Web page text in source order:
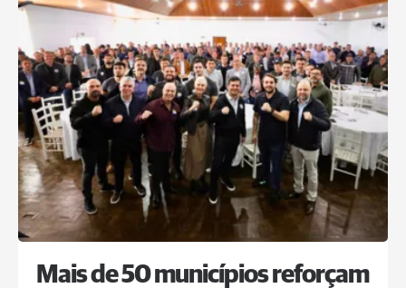
Mais de 50 municípios reforçam